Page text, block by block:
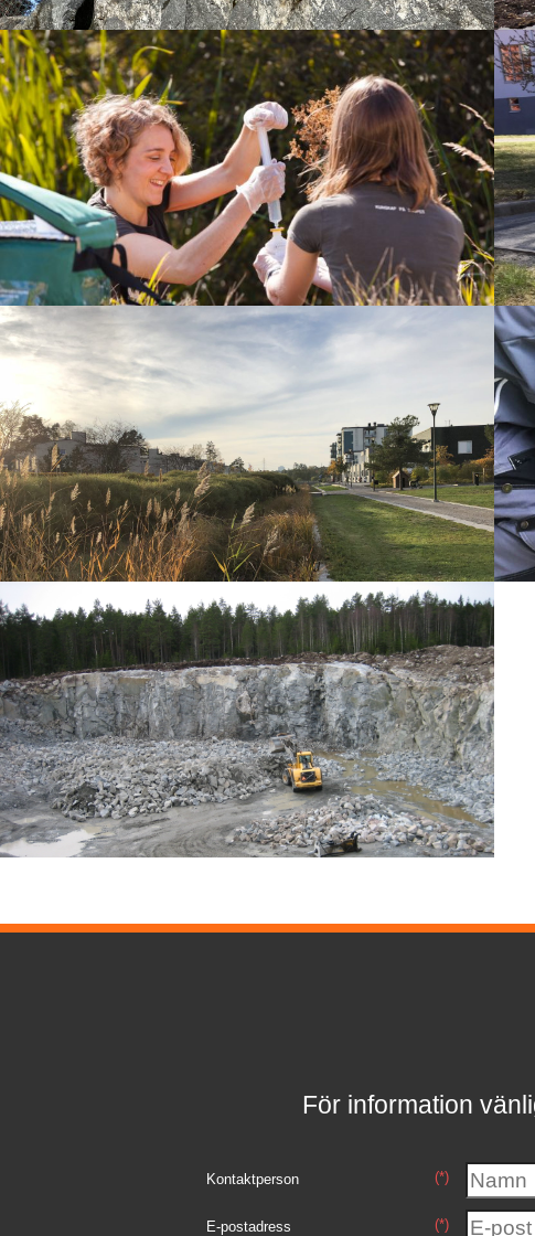
För information
Kontaktperson (*)
E-postadress (*)